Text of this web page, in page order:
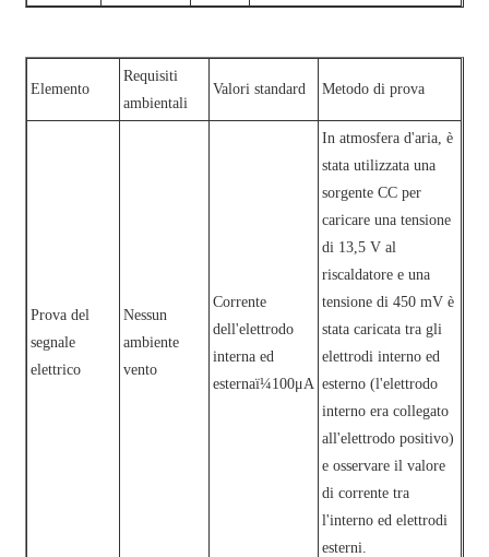
Elemento
Requisiti
ambientali
Valori standard Metodo di prova
Prova del
segnale
elettrico
Nessun
ambiente
vento
Corrente
dell'elettrodo
interna ed
esternaï¼100μA
In atmosfera d'aria, è
stata utilizzata una
sorgente CC per
caricare una tensione
di 13,5 V al
riscaldatore e una
tensione di 450 mV è
stata caricata tra gli
elettrodi interno ed
esterno (l'elettrodo
interno era collegato
all'elettrodo positivo)
e osservare il valore
di corrente tra
l'interno ed elettrodi
esterni.